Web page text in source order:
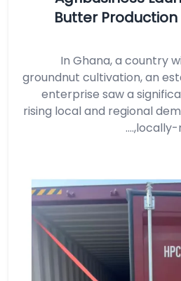
Butter Production
In Ghana, a country
groundnut cultivation, an
enterprise saw a
rising local and regional
locally-